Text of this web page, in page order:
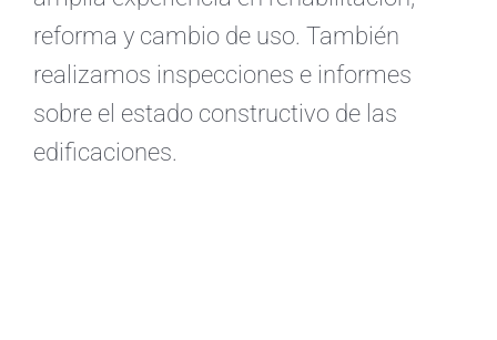
reforma y cambio de uso. También
realizamos inspecciones e informes
sobre el estado constructivo de las
edificaciones.